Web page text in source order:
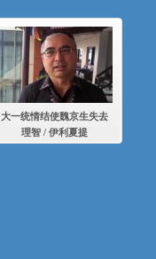
大一统情结使魏京生失去
理智 / 伊利夏提